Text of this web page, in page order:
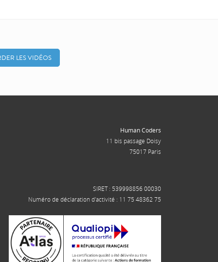
LES VIDÉOS
Human Coders
11 bis passage Doisy
75017 Paris
SIRET : 539998856 00030
Numéro de déclaration d'activité : 11 75 48362 75